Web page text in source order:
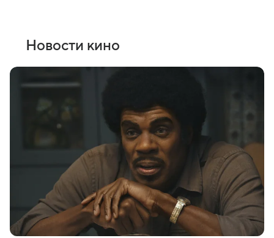
Новости кино